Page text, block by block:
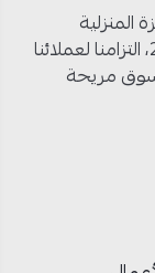
والكهربائية وأنظمة التكييف. تأسست في 2012، التزامنا لعملائنا
مريحة